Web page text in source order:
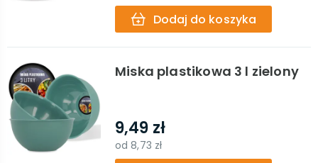
Dodaj do koszyka
Miska plastikowa 3 l zielony
9,49 zł
od8,73 zł